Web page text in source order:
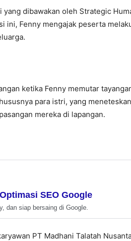
dibawakan oleh Strategic
ini, Fenny mengajak peserta
ketika Fenny memutar
para istri, yang
mereka di lapangan.
SEO Google
dan siap bersaing di Google.
PT Madhani Talatah